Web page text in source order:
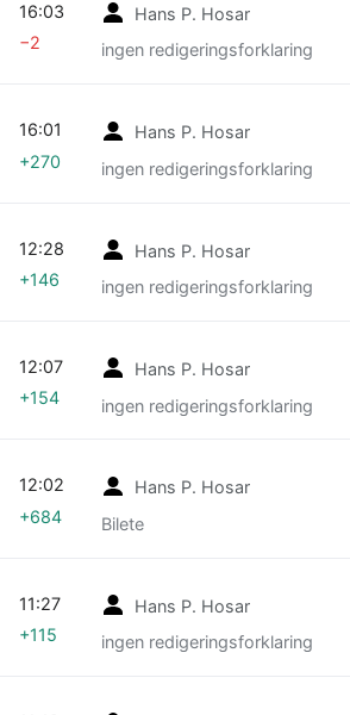
Hans P. Hosar
ingen redigeringsforklaring
16:03
−2
Hans P. Hosar
ingen redigeringsforklaring
16:01
+270
Hans P. Hosar
ingen redigeringsforklaring
12:28
+146
Hans P. Hosar
ingen redigeringsforklaring
12:07
+154
Hans P. Hosar
Bilete
12:02
+684
Hans P. Hosar
ingen redigeringsforklaring
11:27
+115